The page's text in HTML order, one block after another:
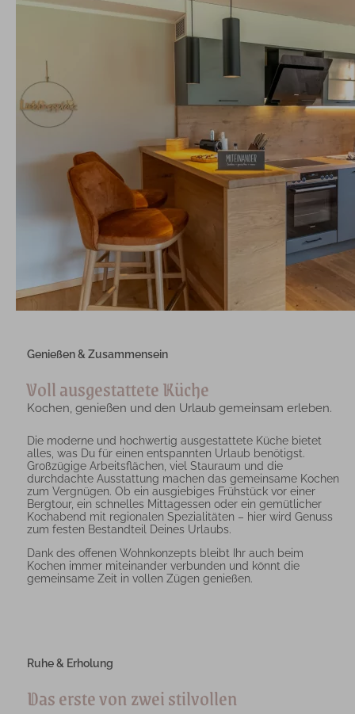
Genießen & Zusammensein
Voll ausgestattete Küche
Kochen, genießen und den Urlaub gemeinsam erleben.
Die moderne und hochwertig ausgestattete Küche bietet
alles, was Du für einen entspannten Urlaub benötigst.
Großzügige Arbeitsflächen, viel Stauraum und die
durchdachte Ausstattung machen das gemeinsame Kochen
zum Vergnügen. Ob ein ausgiebiges Frühstück vor einer
Bergtour, ein schnelles Mittagessen oder ein gemütlicher
Kochabend mit regionalen Spezialitäten – hier wird Genuss
zum festen Bestandteil Deines Urlaubs.
Dank des offenen Wohnkonzepts bleibt Ihr auch beim
Kochen immer miteinander verbunden und könnt die
gemeinsame Zeit in vollen Zügen genießen.
Ruhe & Erholung
Das erste von zwei stilvollen